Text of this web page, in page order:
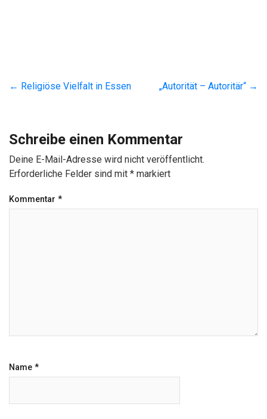
← Religiöse Vielfalt in Essen „Autorität – Autoritär“ →
Schreibe einen Kommentar
Deine E-Mail-Adresse wird nicht veröffentlicht.
Erforderliche Felder sind mit * markiert
Kommentar *
Name *